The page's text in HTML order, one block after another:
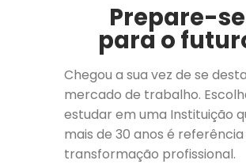
Prepare-se
para o
Chegou a sua vez de se
mercado de trabalho.
estudar em uma Instituição
mais de 30 anos é referência
transformação profissional.